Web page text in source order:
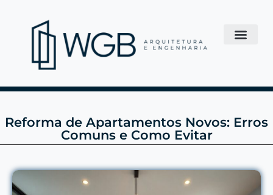
Reforma de Apartamentos Novos: Erros
Comuns e Como Evitar